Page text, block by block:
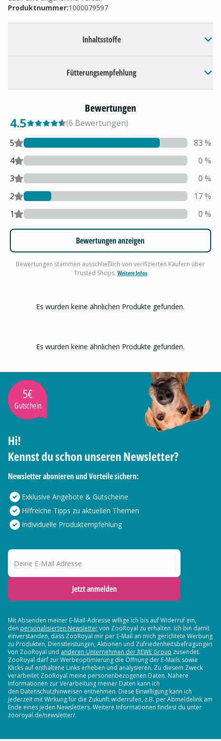
Produktnummer:1000079597
Inhaltsstoffe
Fütterungsempfehlung
Bewertungen
4.5 (6 Bewertungen)
5
83 %
4
0 %
3
0 %
2
17%
1
0 %
Bewertungen anzeigen
Bewertungen stammen ausschließlich von verifizierten Käufern über
Trusted Shops. Weitere Infos
Es wurden keine ähnlichen Produkte gefunden.
Es wurden keine ähnlichen Produkte gefunden.
5€
Gutschein
Hi!
Kennst du schon unseren Newsletter?
Newsletter abonieren und Vorteile sichern:
Exklusive Angebote & Gutscheine
Hilfreiche Tipps zu aktuellen Themen
Individuelle Produktempfehlung
Deine E-Mail Adresse
Jetzt anmelden
Mit Absenden meiner E-Mail-Adresse willige ich bis auf Widerruf ein,
den personalisierten Newslettervon ZooRoyal zu erhalten. Ich bin damit
einverstanden, dass ZooRoyal mir per E-Mail an mich gerichtete Werbung
zu Produkten, Dienstleistungen, Aktionen und Zufriedenheitsbefragungen
von ZooRoyal und anderen Unternehmen der REWE Group zusendet.
ZooRoyal darf zur Werbeoptimierung die Öffnung der E-Mails sowie
Klicks auf enthaltene Links erheben und analysieren. Zu diesem Zweck
verarbeitet ZooRoyal meine personenbezogenen Daten. Nähere
Informationen zur Verarbeitung meiner Daten kann ich
den Datenschutzhinweisen entnehmen. Diese Einwilligung kann ich
jederzeit mit Wirkung für die Zukunft widerrufen, z.B. per Abmeldelink am
Ende eines jeden Newsletters. Weitere Informationen findest du unter
zooroyal.de/newsletter/.